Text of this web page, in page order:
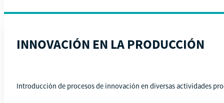
INNOVACIÓN EN LA PRODUCCIÓN
Introducción de procesos de innovación en diversas actividades